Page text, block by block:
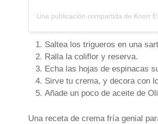
Una publicación compartida de Knorr
Saltea los trigueros en una
Ralla la coliflor y reserva.
Echa las hojas de espinacas
Sirve tu crema, y decora con
Añade un poco de aceite de
Una receta de crema fría genial